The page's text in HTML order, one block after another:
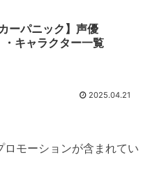
カーパニック】声優
・キャラクター一覧
2025.04.21
モーションが含まれてい